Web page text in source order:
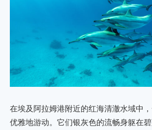
在埃及阿拉姆港附近的红海清澈水域中
优雅地游动。它们银灰色的流畅身躯在